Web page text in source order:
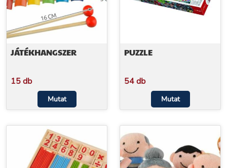
JÁTÉKHANGSZER
15 db
Mutat
PUZZLE
54 db
Mutat